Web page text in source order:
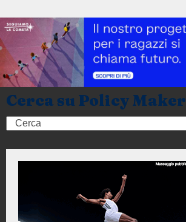
Cerca su Policy Maker
Search